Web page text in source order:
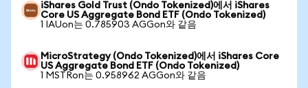
iShares Gold Trust (Ondo Tokenized)에서 iShares
Core US Aggregate Bond ETF (Ondo Tokenized)
1 IAUon는 0.785903 AGGon와 같음
MicroStrategy (Ondo Tokenized)에서 iShares Core
US Aggregate Bond ETF (Ondo Tokenized)
1 MSTRon는 0.958962 AGGon와 같음